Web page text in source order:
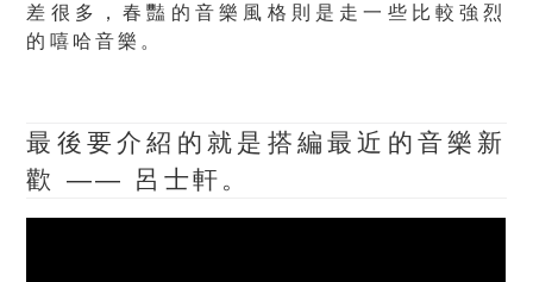
差很多，春豔的音樂風格則是走一些比較強烈
的嘻哈音樂。
最後要介紹的就是搭編最近的音樂新
歡 —— 呂士軒。